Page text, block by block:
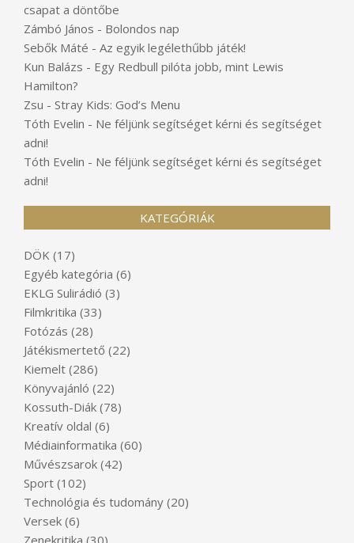
csapat a döntőbe
Zámbó János - Bolondos nap
Sebők Máté - Az egyik legélethűbb játék!
Kun Balázs - Egy Redbull pilóta jobb, mint Lewis
Hamilton?
Zsu - Stray Kids: God’s Menu
Tóth Evelin - Ne féljünk segítséget kérni és segítséget
adni!
Tóth Evelin - Ne féljünk segítséget kérni és segítséget
adni!
KATEGÓRIÁK
DÖK (17)
Egyéb kategória (6)
EKLG Sulirádió (3)
Filmkritika (33)
Fotózás (28)
Játékismertető (22)
Kiemelt (286)
Könyvajánló (22)
Kossuth-Diák (78)
Kreatív oldal (6)
Médiainformatika (60)
Művészsarok (42)
Sport (102)
Technológia és tudomány (20)
Versek (6)